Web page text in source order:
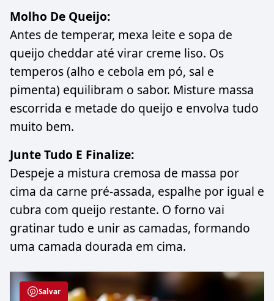
Molho De Queijo:
Antes de temperar, mexa leite e sopa de
queijo cheddar até virar creme liso. Os
temperos (alho e cebola em pó, sal e
pimenta) equilibram o sabor. Misture massa
escorrida e metade do queijo e envolva tudo
muito bem.
Junte Tudo E Finalize:
Despeje a mistura cremosa de massa por
cima da carne pré-assada, espalhe por igual e
cubra com queijo restante. O forno vai
gratinar tudo e unir as camadas, formando
uma camada dourada em cima.
Salvar